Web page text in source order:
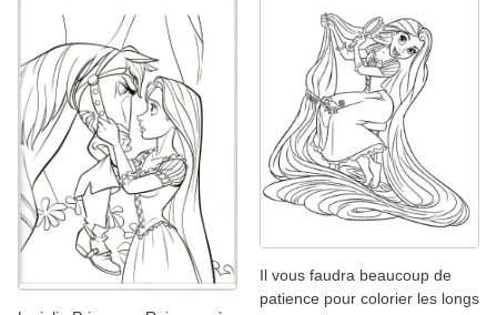
Il vous faudra beaucoup de
patience pour colorier les longs